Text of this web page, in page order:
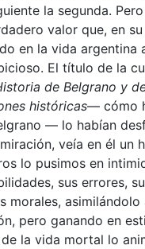
la segunda.
valor que, en
en la vida
El título de la
de Belgrano y
históricas— cómo
— lo habían
veía en él un
lo pusimos en
sus errores,
morales,
pero ganando en
la vida mortal lo